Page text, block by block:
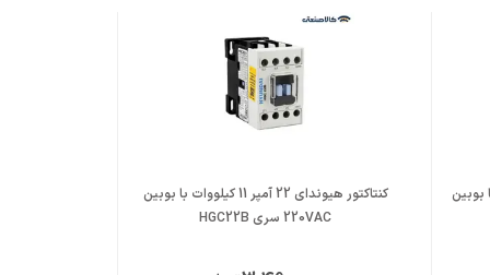
کیلووات با بوبین
کنتاکتور هیوندای 22 آمپر 11 کیلووات با بوبین
220VAC سری HGC22B